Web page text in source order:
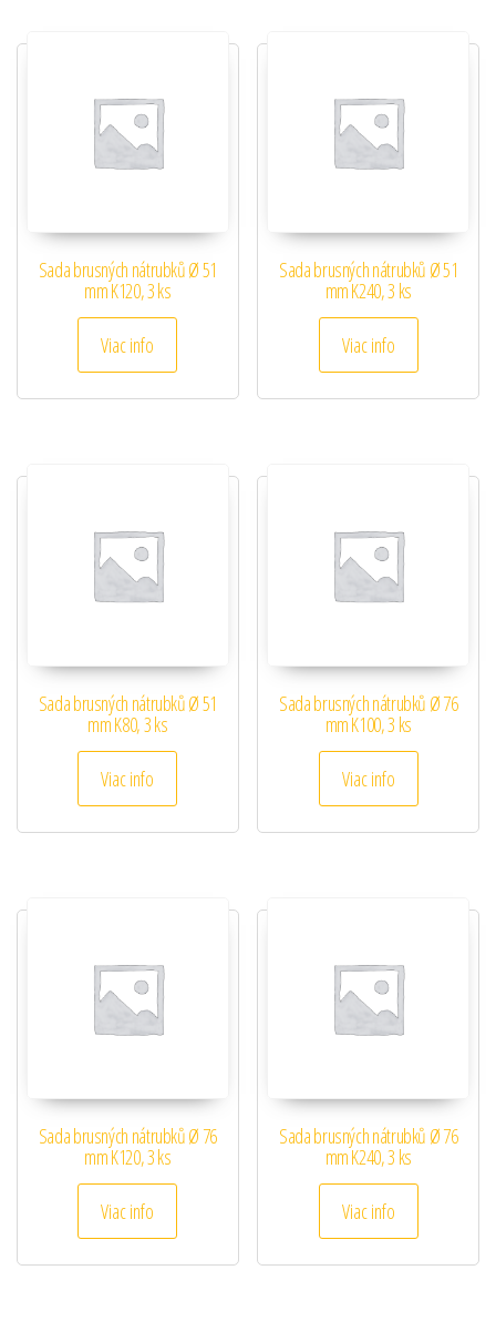
Sada brusných nátrubků Ø 51
mm K120, 3 ks
Viac info
Sada brusných nátrubků Ø 51
mm K240, 3 ks
Viac info
Sada brusných nátrubků Ø 51
mm K80, 3 ks
Viac info
Sada brusných nátrubků Ø 76
mm K100, 3 ks
Viac info
Sada brusných nátrubků Ø 76
mm K120, 3 ks
Viac info
Sada brusných nátrubků Ø 76
mm K240, 3 ks
Viac info